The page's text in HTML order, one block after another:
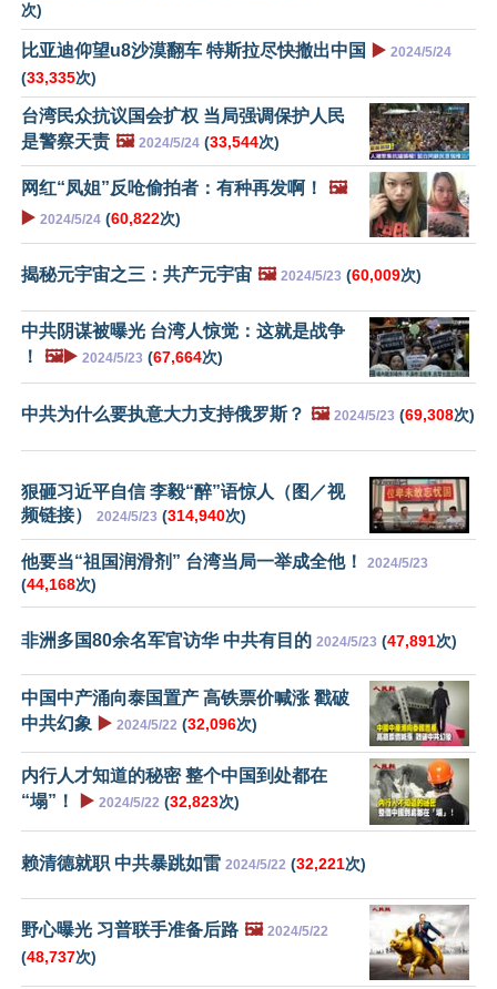
次)
比亚迪仰望u8沙漠翻车 特斯拉尽快撤出中国 ▶️ 2024/5/24
(33,335次)
台湾民众抗议国会扩权 当局强调保护人民
是警察天责 🖼️ 2024/5/24 (33,544次)
网红“凤姐”反呛偷拍者：有种再发啊！
🖼️
▶️ 2024/5/24 (60,822次)
揭秘元宇宙之三：共产元宇宙 🖼️ 2024/5/23 (60,009次)
中共阴谋被曝光 台湾人惊觉：这就是战争
！
🖼️▶️ 2024/5/23 (67,664次)
中共为什么要执意大力支持俄罗斯？ 🖼️ 2024/5/23 (69,308次)
狠砸习近平自信 李毅“醉”语惊人（图／视
频链接）
2024/5/23 (314,940次)
他要当“祖国润滑剂” 台湾当局一举成全他！ 2024/5/23
(44,168次)
非洲多国80余名军官访华 中共有目的 2024/5/23 (47,891次)
中国中产涌向泰国置产 高铁票价喊涨 戳破
中共幻象 ▶️ 2024/5/22 (32,096次)
内行人才知道的秘密 整个中国到处都在
“塌”！
▶️ 2024/5/22 (32,823次)
赖清德就职 中共暴跳如雷 2024/5/22 (32,221次)
野心曝光 习普联手准备后路 🖼️ 2024/5/22
(48,737次)